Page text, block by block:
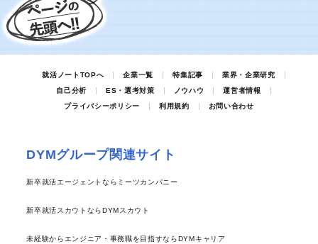
就活ノートTOPへ 企業一覧 特集記事
業界・企業研究
自己分析
ES・選考対策 ノウハウ
運営者情報
プライバシーポリシー
利用規約 お問い合わせ
DYMグループ関連サイト
新卒就活エージェントならミーツカンパニー
新卒就活スカウトならDYMスカウト
未経験からエンジニア・事務職を目指すならDYMキャリア